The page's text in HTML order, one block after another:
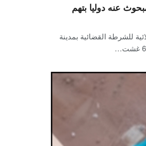
عنه دوليا بتهم
للشرطة القضائية بمدينة